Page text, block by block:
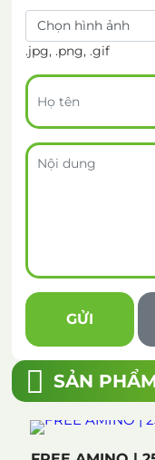
Chọn hình ảnh
.jpg, .png, .gif
SẢN